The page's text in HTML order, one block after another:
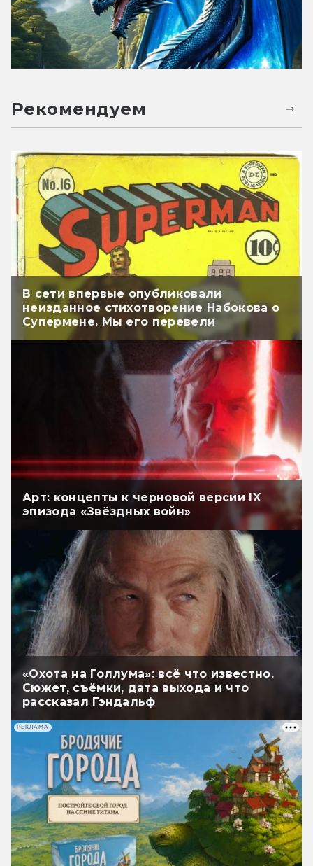
Рекомендуем
В сети впервые опубликовали
неизданное стихотворение Набокова о
Супермене. Мы его перевели
Арт: концепты к черновой версии IX
эпизода «Звёздных войн»
«Охота на Голлума»: всё что известно.
Сюжет, съёмки, дата выхода и что
рассказал Гэндальф
РЕКЛАМА